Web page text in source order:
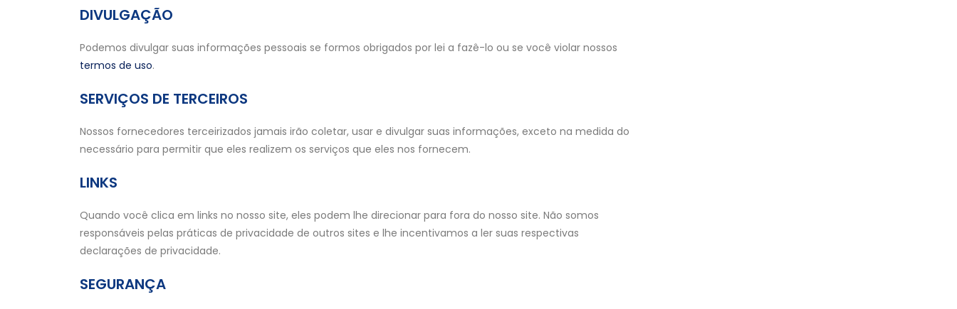
DIVULGAÇÃO
Podemos divulgar suas informações pessoais se formos obrigados por lei a fazê-lo ou se você violar nossos
termos de uso.
SERVIÇOS DE TERCEIROS
Nossos fornecedores terceirizados jamais irão coletar, usar e divulgar suas informações, exceto na medida do
necessário para permitir que eles realizem os serviços que eles nos fornecem.
LINKS
Quando você clica em links no nosso site, eles podem lhe direcionar para fora do nosso site. Não somos
responsáveis pelas práticas de privacidade de outros sites e lhe incentivamos a ler suas respectivas
declarações de privacidade.
SEGURANÇA